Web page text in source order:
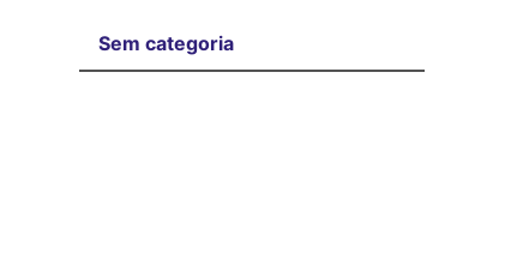
Sem categoria